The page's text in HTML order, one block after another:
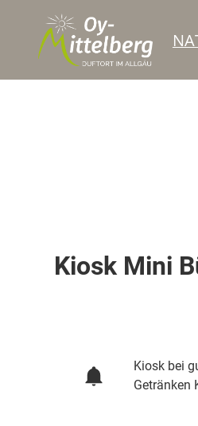
Kiosk Mini
Kiosk bei
Getränken